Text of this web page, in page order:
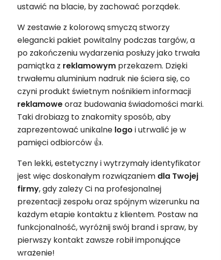
ustawić na blacie, by zachować porządek.
W zestawie z kolorową smyczą stworzy
elegancki pakiet powitalny podczas targów, a
po zakończeniu wydarzenia posłuży jako trwała
pamiątka z reklamowym przekazem. Dzięki
trwałemu aluminium nadruk nie ściera się, co
czyni produkt świetnym nośnikiem informacji
reklamoweoraz budowania świadomości marki.
Taki drobiazg to znakomity sposób, aby
zaprezentować unikalne logo i utrwalić je w
pamięci odbiorców 👍.
Ten lekki, estetyczny i wytrzymały identyfikator
jest więc doskonałym rozwiązaniem dla Twojej
firmy, gdy zależy Ci na profesjonalnej
prezentacji zespołu oraz spójnym wizerunku na
każdym etapie kontaktu z klientem. Postaw na
funkcjonalność, wyróżnij swój brand i spraw, by
pierwszy kontakt zawsze robił imponujące
wrażenie!